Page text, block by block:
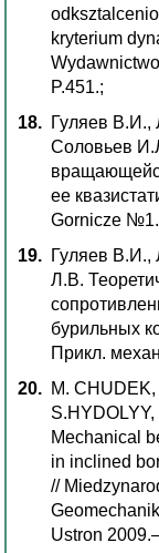
kryterium
P.451.;
Гуляев В.И.,
Соловьев
ее
Gornicze №1.
Гуляев В.И.,
Л.В.
бурильных
Прикл.
M. CHUDEK,
Mechanical
in inclined
//
Ustron